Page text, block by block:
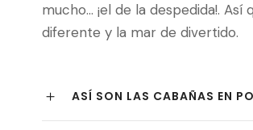
mucho… ¡el de la despedida!.
diferente y la mar de divertido.
ASÍ SON LAS CABAÑAS EN